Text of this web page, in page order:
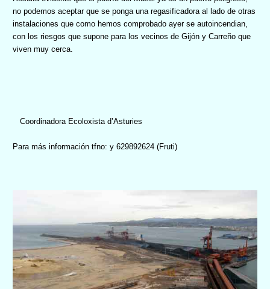
no podemos aceptar que se ponga una regasificadora al lado de otras
instalaciones que como hemos comprobado ayer se autoincendian,
con los riesgos que supone para los vecinos de Gijón y Carreño que
viven muy cerca.
Coordinadora Ecoloxista d’Asturies
Para más información tfno: y 629892624 (Fruti)